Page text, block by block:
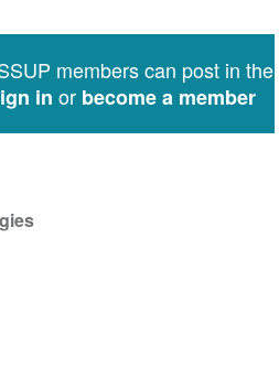
members can post in the
in or become a member